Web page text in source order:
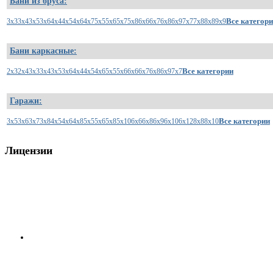
3x33x43x53x64x44x54x64x75x55x65x75x86x66x76x86x97x77x88x89x9Все
Бани каркасные:
2x32x43x33x43x53x64x44x54x65x55x66x66x76x86x97x7Все категории
Гаражи:
3x53x63x73x84x54x64x85x55x65x85x106x66x86x96x106x128x88x10Все категории
Лицензии